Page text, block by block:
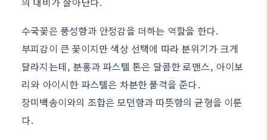
수국꽃은 풍성함과 안정감을 더하는 역할을 한다.
부피감이 큰 꽃이지만 색상 선택에 따라 분위기가 크게
달라지는데, 분홍과 파스텔 톤은 달콤한 로맨스, 아이보
리와 아이시한 파스텔은 차분한 품격을 준다.
장미백송이와의 조합은 모던함과 따뜻함의 균형을 이룬
다.